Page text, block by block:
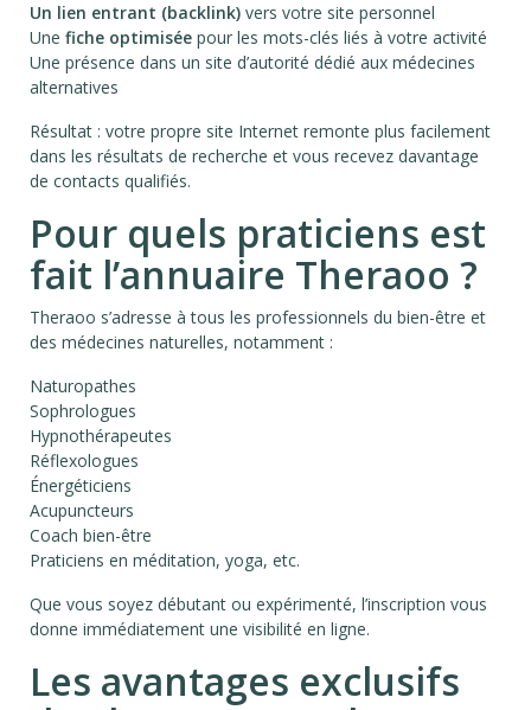
Un lien entrant (backlink) vers votre site personnel
Une fiche optimisée pour les mots-clés liés à votre activité
Une présence dans un site d’autorité dédié aux médecines
alternatives
Résultat : votre propre site Internet remonte plus facilement
dans les résultats de recherche et vous recevez davantage
de contacts qualifiés.
Pour quels praticiens est
fait l’annuaire Theraoo ?
Theraoo s’adresse à tous les professionnels du bien-être et
des médecines naturelles, notamment :
Naturopathes
Sophrologues
Hypnothérapeutes
Réflexologues
Énergéticiens
Acupuncteurs
Coach bien-être
Praticiens en méditation, yoga, etc.
Que vous soyez débutant ou expérimenté, l’inscription vous
donne immédiatement une visibilité en ligne.
Les avantages exclusifs